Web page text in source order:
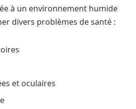
à un environnement humide
divers problèmes de santé :
et oculaires